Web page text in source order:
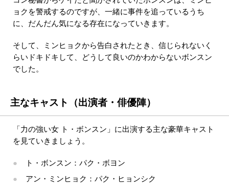
ョクを警戒するのですが、一緒に事件を追っているうち
に、だんだん気になる存在になっていきます。
そして、ミンヒョクから告白されたとき、信じられないく
らいドキドキして、どうして良いのかわからないボンスン
でした。
主なキャスト（出演者・俳優陣）
「力の強い女 ト・ボンスン」に出演する主な豪華キャスト
を見ていきましょう。
ト・ボンスン：パク・ボヨン
アン・ミンヒョク：パク・ヒョンシク